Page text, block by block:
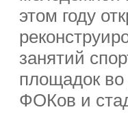
этом году
занятий
площадок
ФОКов и